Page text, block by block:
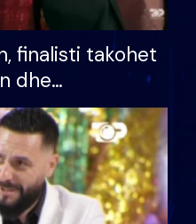
finalisti takohet
dhe
ndonjë letër